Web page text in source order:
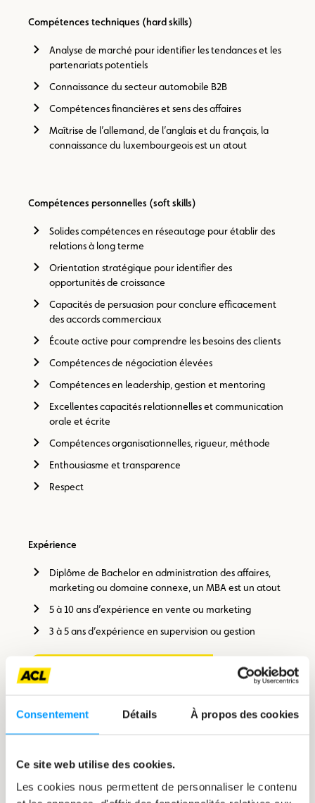
Consentement Détails À propos des cookies
Ce site web utilise des cookies.
Les cookies nous permettent de personnaliser le contenu
Compétences techniques (hard skills)
Analyse de marché pour identifier les tendances et les
partenariats potentiels
Connaissance du secteur automobile B2B
Compétences financières et sens des affaires
Maîtrise de l’allemand, de l’anglais et du français, la
connaissance du luxembourgeois est un atout
Compétences personnelles (soft skills)
Solides compétences en réseautage pour établir des
relations à long terme
Orientation stratégique pour identifier des
opportunités de croissance
Capacités de persuasion pour conclure efficacement
des accords commerciaux
Écoute active pour comprendre les besoins des clients
Compétences de négociation élevées
Compétences en leadership, gestion et mentoring
Excellentes capacités relationnelles et communication
orale et écrite
Compétences organisationnelles, rigueur, méthode
Enthousiasme et transparence
Respect
Expérience
Diplôme de Bachelor en administration des affaires,
marketing ou domaine connexe, un MBA est un atout
5 à 10 ans d’expérience en vente ou marketing
3 à 5 ans d’expérience en supervision ou gestion
Vous pensez avoir le profil
Postuler